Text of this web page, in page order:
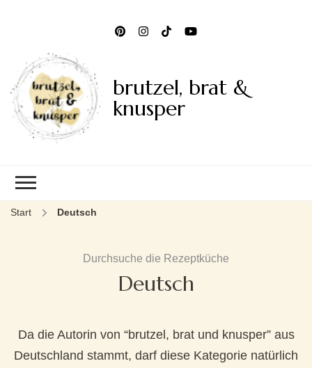
brutzel, brat &
knusper
Start Deutsch
Durchsuche die Rezeptküche
Deutsch
Da die Autorin von “brutzel, brat und knusper” aus
Deutschland stammt, darf diese Kategorie natürlich